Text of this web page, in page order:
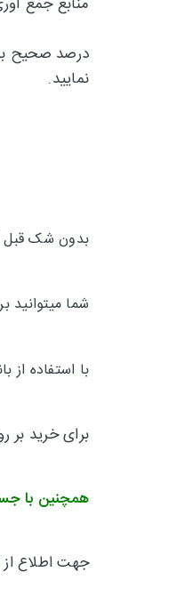
درصد صحیح بودن
نمایید.
بدون شک قبل
شما میتوانید
با استفاده از
برای خرید بر
همچنین با
جهت اطلاع